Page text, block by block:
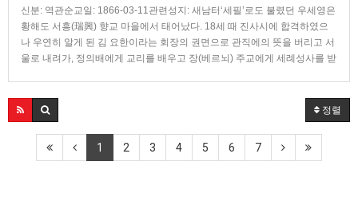
신분: 역관순교일: 1866-03-11관련성지: 새남터‘세필’로도 불렸던 우세영은
황해도 서흥(瑞興) 향교 마을에서 태어났다. 18세 때 진사시에 합격하였으
나 우연히 알게 된 김 요한이라는 회장의 권면으로 관직에의 뜻을 버리고 서
울로 내려가, 정의배에게 교리를 배우고 장(베르뇌) 주교에게 세례성사를 받
월 16일 이웃 마을인 고둔리 공소에서 유정률 등 5명의 교우와 함께 체포되
었으나 평양 감영에서 혹독한 고문에 못 이겨 배교하고 석방되었다. 그러나
곧 배교한 것을 후회하고 서울로 내려가 스승 정의배를 만나러 갔다가, 이미
체포된 정의배의 집을 지키고 있던 포졸들에게 자수하였다. 같은 해 3월 11
정렬
1 2 3 4 5 6 7